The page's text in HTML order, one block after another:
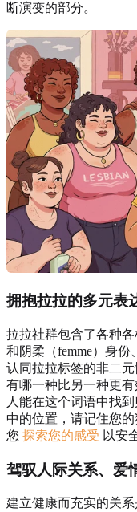
断演变的部分。
拥抱拉拉的多元表
拉拉社群包含了各种各
和阴柔（femme）身
认同拉拉标签的非二
有哪一种比另一种更
人能在这个词语中找
中的位置，请记住您
您 探索您的感受 以安
驾驭人际关系、爱
建立健康而充实的关